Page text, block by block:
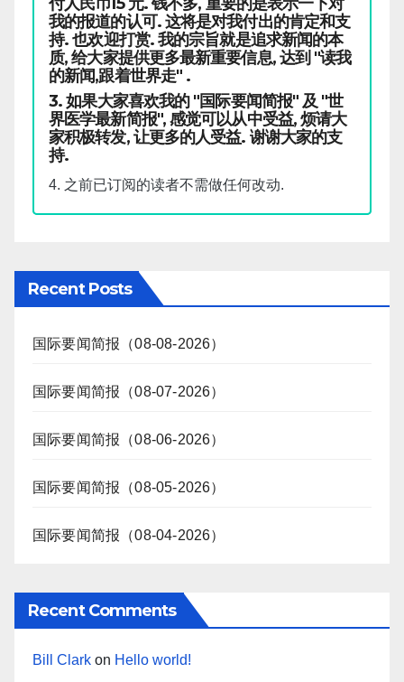
付人民币15 元. 钱不多, 重要的是表示一下对
我的报道的认可. 这将是对我付出的肯定和支
持. 也欢迎打赏. 我的宗旨就是追求新闻的本
质, 给大家提供更多最新重要信息, 达到 "读我
的新闻,跟着世界走" .
3. 如果大家喜欢我的 "国际要闻简报" 及 "世
界医学最新简报", 感觉可以从中受益, 烦请大
家积极转发, 让更多的人受益. 谢谢大家的支
持.
4. 之前已订阅的读者不需做任何改动.
Recent Posts
国际要闻简报（08-08-2026）
国际要闻简报（08-07-2026）
国际要闻简报（08-06-2026）
国际要闻简报（08-05-2026）
国际要闻简报（08-04-2026）
Recent Comments
Bill Clark on Hello world!